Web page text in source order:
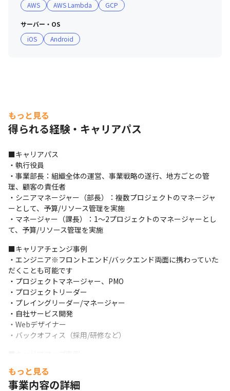
■ 評価制度
・能力評価はテクニカルスキルとヒューマンスキルの2軸
で行っており、各ランク毎に指標を設定しています
付加価値を生み出せるよう、多くの社員が通常業務以外の
「チーム活動」をしています
＜チームR「採用」＞
・掲載媒体の選定から、掲載文の作成、採用イベントの企
画立案と実施、選考や面接などに携わっています
＜チームK「教育」＞
・内定者研修や新人研修などを中心に社員の教育に携わっ
ています
＜チームSP「スペシャル」＞
・社員旅行、内定者や新人研修などさまざまな目的のもと
結成し、企画立案から日程や予算調整、実施まで携わって
います
AWS
AWS Lambda GCP
サーバー・OS
iOS
Android
もっと見る
得られる経験・キャリアパス
■キャリアパス
・執行役員
・事業部長：組織全体の運営、事業戦略の遂行、地方ごとの管
理、顧客の責任者
・シニアマネージャー（部長）：複数プロジェクトのマネージャ
ーとして、予算/リソース管理を実施
・マネージャー（課長）：1〜2プロジェクトのマネージャーとし
て、予算/リソース管理を実施
■キャリアチェンジ事例
・エンジニア※フロントエンド/バックエンド両面に携わっていた
だくことも可能です
・プロジェクトマネージャー、PMO
・プロジェクトリーダー
・プレイングリーダー/マネージャー
・自社サービス開発
・Webデザイナー
・バックオフィス（採用/研修など）
・30歳：入社6年でプロジェクトマネージャーに昇格※未経験入社
・35歳：入社2年で部長に昇格※33歳でプロジェクトマネージャ
もっと見る
事業内容の詳細